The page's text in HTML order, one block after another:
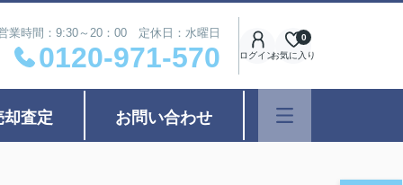
業時間：9:30～20：00 定休日：水曜日
0120-971-570 ログインお気に入り
0
却査定 お問い合わせ